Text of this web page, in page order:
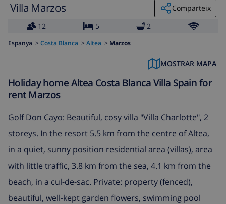
Villa Marzos
Comparteix
12
5 2
Espanya > Costa Blanca > Altea > Marzos
MOSTRAR MAPA
Holiday home Altea Costa Blanca Villa Spain for
rent Marzos
Golf Don Cayo: Beautiful, cosy villa "Villa Charlotte", 2
storeys. In the resort 5.5 km from the centre of Altea,
in a quiet, sunny position residential area (villas), area
with little traffic, 3.8 km from the sea, 4.1 km from the
beach, in a cul-de-sac. Private: property (fenced),
beautiful, well-kept garden flowers, swimming pool